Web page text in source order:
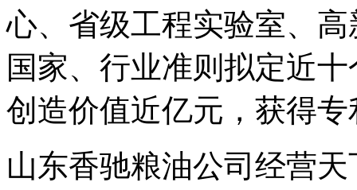
心、省级工程实验室、
国家、行业准则拟定近
创造价值近亿元，获得专
山东香驰粮油公司经营